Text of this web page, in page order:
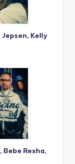
Kelly
Rexha,